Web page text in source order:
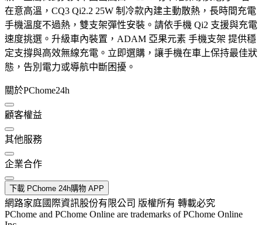
在意高溫，CQ3 Qi2.2 25W 制冷款內建主動散熱，長時間充電
手機溫度不過熱，雙支架彈性安裝。請依手機 Qi2 支援與充電
速度挑選。升級車內裝置，ADAM 亞果元素 手機支架 提供穩
定支撐與高效無線充電。立即選購，讓手機在車上保持最佳狀
態，告別電力或導航中斷困擾。
關於PChome24h
顧客權益
其他服務
企業合作
下載 PChome 24h購物 APP
網路家庭國際資訊股份有限公司 版權所有 轉載必究
PChome and PChome Online are trademarks of PChome Online